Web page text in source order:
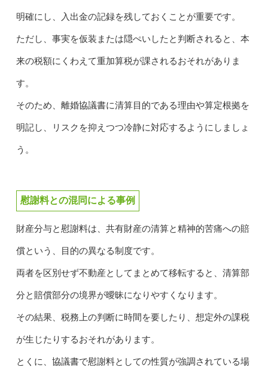
明確にし、入出金の記録を残しておくことが重要です。
ただし、事実を仮装または隠ぺいしたと判断されると、本
来の税額にくわえて重加算税が課されるおそれがありま
す。
そのため、離婚協議書に清算目的である理由や算定根拠を
明記し、リスクを抑えつつ冷静に対応するようにしましょ
う。
慰謝料との混同による事例
財産分与と慰謝料は、共有財産の清算と精神的苦痛への賠
償という、目的の異なる制度です。
両者を区別せず不動産としてまとめて移転すると、清算部
分と賠償部分の境界が曖昧になりやすくなります。
その結果、税務上の判断に時間を要したり、想定外の課税
が生じたりするおそれがあります。
とくに、協議書で慰謝料としての性質が強調されている場